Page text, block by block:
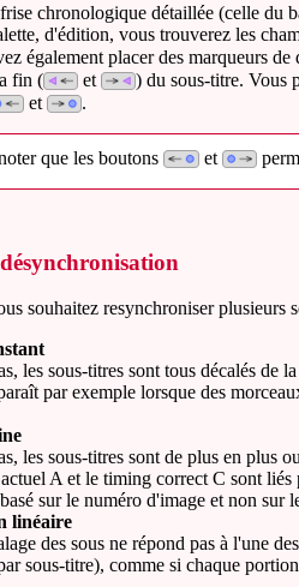
chronologique détaillée (celle du
d'édition, vous trouverez les
également placer des marqueurs de
fin (
et
) du sous-titre. Vous
et .
que les boutons et
souhaitez resynchroniser
les sous-titres sont tous décalés
par exemple lorsque des
les sous-titres sont de plus en plus
A et le timing correct C sont
sur le numéro d'image et non sur
linéaire
des sous ne répond pas à l'une
sous-titre), comme si chaque